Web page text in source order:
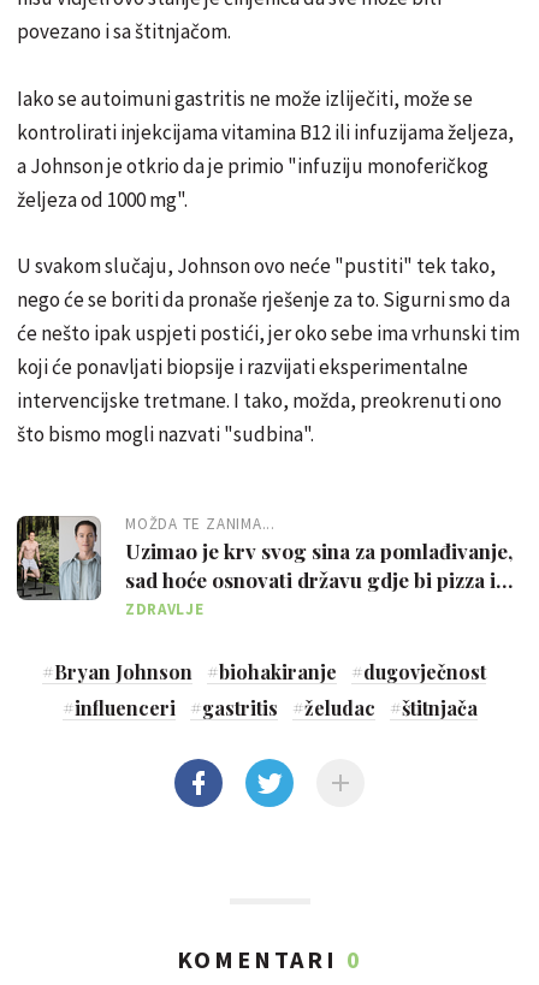
povezano i sa štitnjačom.
Iako se autoimuni gastritis ne može izliječiti, može se
kontrolirati injekcijama vitamina B12 ili infuzijama željeza,
a Johnson je otkrio da je primio "infuziju monoferičkog
željeza od 1000 mg".
U svakom slučaju, Johnson ovo neće "pustiti" tek tako,
nego će se boriti da pronaše rješenje za to. Sigurni smo da
će nešto ipak uspjeti postići, jer oko sebe ima vrhunski tim
koji će ponavljati biopsije i razvijati eksperimentalne
intervencijske tretmane. I tako, možda, preokrenuti ono
što bismo mogli nazvati "sudbina".
MOŽDA TE ZANIMA...
Uzimao je krv svog sina za pomlađivanje,
sad hoće osnovati državu gdje bi pizza i
sve nezdravo bili zabranjeni
ZDRAVLJE
#Bryan Johnson #biohakiranje #dugovječnost
#influenceri #gastritis #želudac #štitnjača
KOMENTARI 0